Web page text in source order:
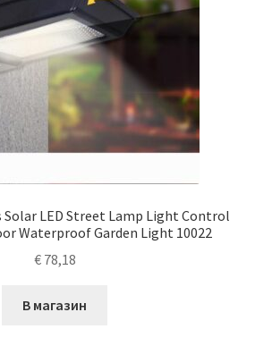
Solar LED Street Lamp Light Control
Waterproof Garden Light 10022
€78,18
В магазин